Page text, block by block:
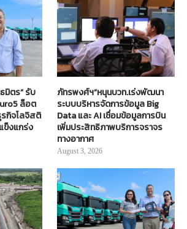
มิตร” รับ
ล็อต
กิจโลจิสติ
ข็งแกร่ง
ภัทรพงศ์ฯ”หนุนบวท.เร่งพัฒนา
ระบบบริหารจัดการข้อมูล Big
Data และ AI เชื่อมข้อมูลการบิน
เพิ่มประสิทธิภาพบริการจราจร
ทางอากาศ
August 3, 2026